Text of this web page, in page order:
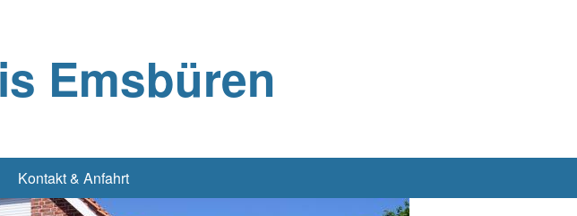
Emsbüren
Kontakt & Anfahrt